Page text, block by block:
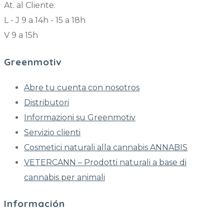
At. al Cliente:
L - J 9 a 14h - 15 a 18h
V 9 a 15h
Greenmotiv
Abre tu cuenta con nosotros
Distributori
Informazioni su Greenmotiv
Servizio clienti
Cosmetici naturali alla cannabis ANNABIS
VETERCANN – Prodotti naturali a base di
cannabis per animali
Información